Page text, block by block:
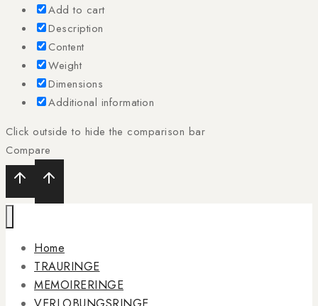
Add to cart
Description
Content
Weight
Dimensions
Additional information
Click outside to hide the comparison bar
Compare
Home
TRAURINGE
MEMOIRERINGE